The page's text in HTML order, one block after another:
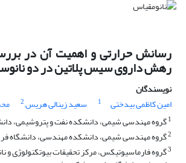
رسانش حرارتی و اهمیت آن در
رهش داروی سیس پلاتین در دو
نویسندگان
امین کاظمی بیدختی
1 سعید زینالی هریس2
1گروه مهندسی شیمی، دانشکده نفت و پتروشیمی،
2گروه مهندسی شیمی، دانشکده مهندسی، دانشگاه
3گروه فارماسیوتیکس، مرکز تحقیقات بیوتکنولوژی و